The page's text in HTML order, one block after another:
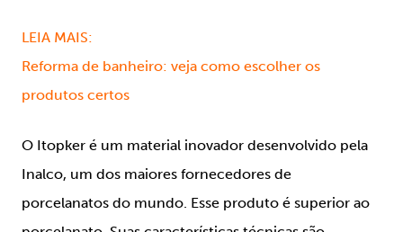
LEIA MAIS:
Reforma de banheiro: veja como escolher os
produtos certos
O Itopker é um material inovador desenvolvido pela
Inalco, um dos maiores fornecedores de
porcelanatos do mundo. Esse produto é superior ao